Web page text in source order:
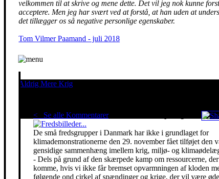
velkommen til at skrive og mene dette. Det vil jeg nok kunne
acceptere. Men jeg har svært ved at forstå, at han uden at
det tillægger os så negative personlige egenskaber.
Tom Vilmer Paamand - juli 2018
Aldrig Mere Krig
< Se alle KommentarerRed klimaet - stop krigen!
De små fredsgrupper i Danmark har ikke i grundlaget for
klimademonstrationerne den 29. november fået tilføjet den
gensidige sammenhæng imellem krig, miljø- og
- Dels på grund af den skærpede kamp om ressourcerne,
komme, hvis vi ikke får bremset opvarmningen af kloden
følgende ond cirkel af spændinger og krige, der vil være